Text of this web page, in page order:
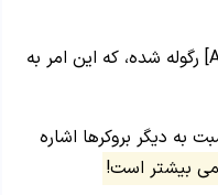
بروکرهای کانادایی توسط سازمان های نظارتی معتبر [مانند IIROC، OSC و ACVM] رگوله شده، که این امر به
به دیگر بروکرها اشاره
بیشتر است!